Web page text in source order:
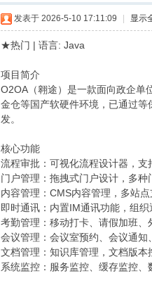
发表于 2026-5-10 17:11:09 显示
★热门 | 语言: Java
项目简介
O2OA（翱途）是一款面向政企单
金仓等国产软硬件环境，已通过
发。
核心功能
流程审批：可视化流程设计器，支
门户管理：拖拽式门户设计，多种
内容管理：CMS内容管理，多站
即时通讯：内置IM通讯功能，组
考勤管理：移动打卡、请假加班、
会议管理：会议室预约、会议通知
文档管理：知识库管理，文档版本
系统监控：服务监控、缓存监控、